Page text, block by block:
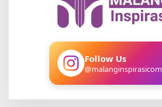
Follow Us
@malanginspirasicom